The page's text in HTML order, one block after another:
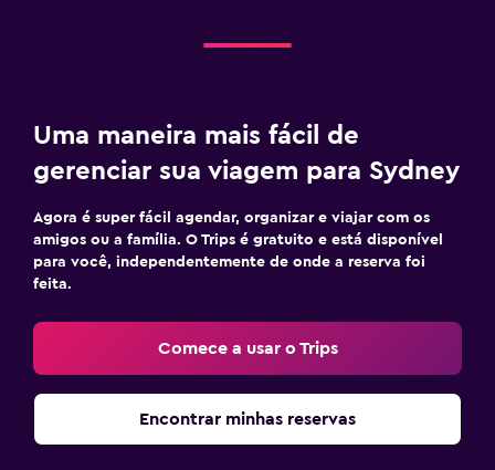
Uma maneira mais fácil de
gerenciar sua viagem para Sydney
Agora é super fácil agendar, organizar e viajar com os
amigos ou a família. O Trips é gratuito e está disponível
para você, independentemente de onde a reserva foi
feita.
Comece a usar o Trips
Encontrar minhas reservas